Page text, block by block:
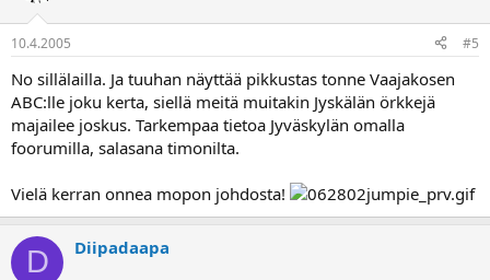
10.4.2005 #5
No sillälailla. Ja tuuhan näyttää pikkustas tonne Vaajakosen
ABC:lle joku kerta, siellä meitä muitakin Jyskälän örkkejä
majailee joskus. Tarkempaa tietoa Jyväskylän omalla
foorumilla, salasana timonilta.
Vielä kerran onnea mopon johdosta!
D Diipadaapa